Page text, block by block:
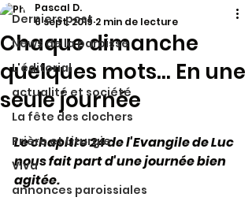
Derniers post
News de la paroisse
L'éditorial
actualité et société
La fête des clochers
Prière et Liturgie
Viva
annonces paroissiales
Chaque dimanche
quelques mots... En une
seule journée
Pascal D.
6 sept. 2019 2 min de lecture
Le chapitre 24 de l'Evangile de Luc
nous fait part d'une journée bien
agitée.